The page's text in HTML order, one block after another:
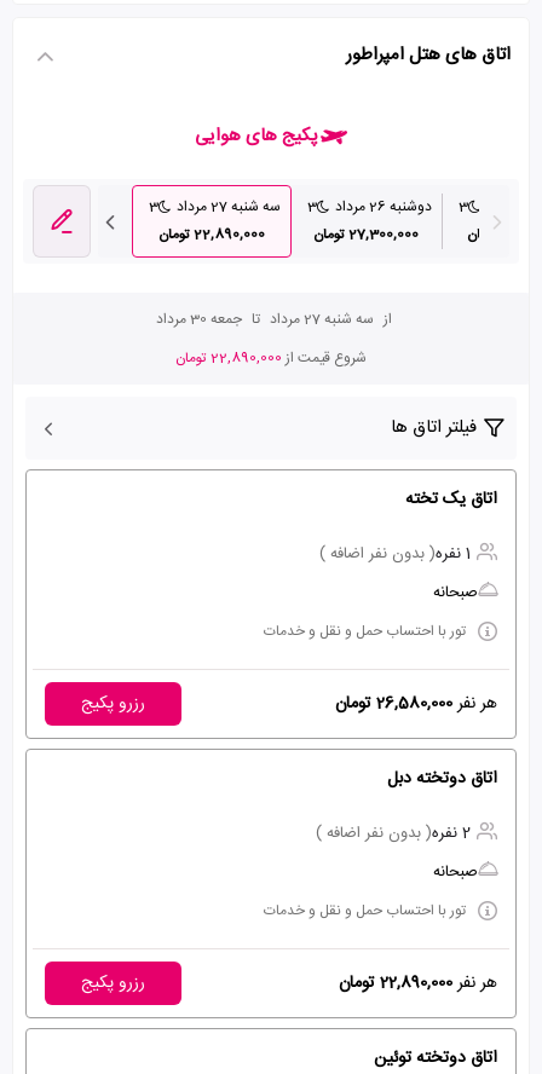
اتاق های هتل امپراطور
پکیج های هوایی
3
دوشنبه 26 مرداد
3
27,300,000 تومان
سه شنبه 27 مرداد
3
22,890,000 تومان
چهارشنبه 28 مرداد
28,160,000 تومان
از سه شنبه 27 مرداد تا جمعه 30 مرداد
شروع قیمت از22,890,000 تومان
فیلتر اتاق ها
اتاق یک تخته
1 نفره
( بدون نفر اضافه )
صبحانه
تور با احتساب حمل و نقل و خدمات
هر نفر26,580,000 تومان رزرو پکیج
اتاق دوتخته دبل
2 نفره
( بدون نفر اضافه )
صبحانه
تور با احتساب حمل و نقل و خدمات
هر نفر22,890,000 تومان رزرو پکیج
اتاق دوتخته توئین